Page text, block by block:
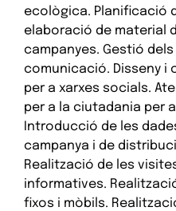
ecològica. Planificació
elaboració de material
campanyes. Gestió
comunicació. Disseny
per a xarxes socials.
per a la ciutadania per
Introducció de les
campanya i de
Realització de les
informatives.
fixos i mòbils.